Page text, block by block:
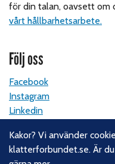
för din talan, oavsett om
vårt hållbarhetsarbete.
Följ oss
Facebook
Instagram
Linkedin
Kakor? Vi använder
klatterforbundet.se. Är